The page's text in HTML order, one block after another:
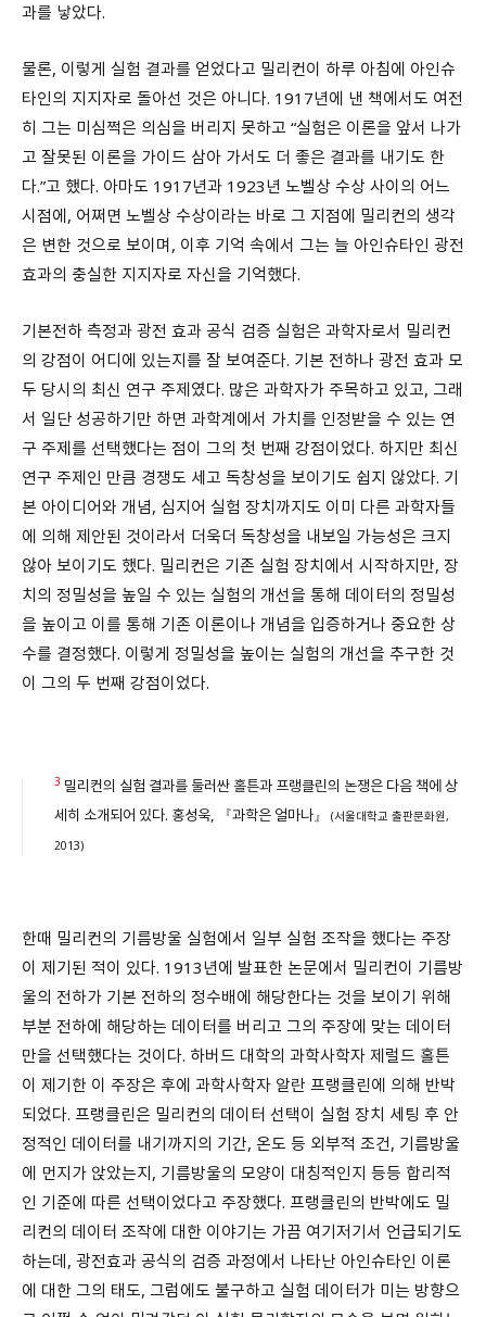
과를 낳았다.
물론, 이렇게 실험 결과를 얻었다고 밀리컨이 하루 아침에 아인슈
타인의 지지자로 돌아선 것은 아니다. 1917년에 낸 책에서도 여전
히 그는 미심쩍은 의심을 버리지 못하고 “실험은 이론을 앞서 나가
고 잘못된 이론을 가이드 삼아 가서도 더 좋은 결과를 내기도 한
다.”고 했다. 아마도 1917년과 1923년 노벨상 수상 사이의 어느
시점에, 어쩌면 노벨상 수상이라는 바로 그 지점에 밀리컨의 생각
은 변한 것으로 보이며, 이후 기억 속에서 그는 늘 아인슈타인 광전
효과의 충실한 지지자로 자신을 기억했다.
기본전하 측정과 광전 효과 공식 검증 실험은 과학자로서 밀리컨
의 강점이 어디에 있는지를 잘 보여준다. 기본 전하나 광전 효과 모
두 당시의 최신 연구 주제였다. 많은 과학자가 주목하고 있고, 그래
서 일단 성공하기만 하면 과학계에서 가치를 인정받을 수 있는 연
구 주제를 선택했다는 점이 그의 첫 번째 강점이었다. 하지만 최신
연구 주제인 만큼 경쟁도 세고 독창성을 보이기도 쉽지 않았다. 기
본 아이디어와 개념, 심지어 실험 장치까지도 이미 다른 과학자들
에 의해 제안된 것이라서 더욱더 독창성을 내보일 가능성은 크지
않아 보이기도 했다. 밀리컨은 기존 실험 장치에서 시작하지만, 장
치의 정밀성을 높일 수 있는 실험의 개선을 통해 데이터의 정밀성
을 높이고 이를 통해 기존 이론이나 개념을 입증하거나 중요한 상
수를 결정했다. 이렇게 정밀성을 높이는 실험의 개선을 추구한 것
이 그의 두 번째 강점이었다.
3 밀리컨의 실험 결과를 둘러싼 홀튼과 프랭클린의 논쟁은 다음 책에 상
세히 소개되어 있다. 홍성욱, 『과학은 얼마나』
(서울대학교 출판문화원,
2013)
한때 밀리컨의 기름방울 실험에서 일부 실험 조작을 했다는 주장
이 제기된 적이 있다. 1913년에 발표한 논문에서 밀리컨이 기름방
울의 전하가 기본 전하의 정수배에 해당한다는 것을 보이기 위해
부분 전하에 해당하는 데이터를 버리고 그의 주장에 맞는 데이터
만을 선택했다는 것이다. 하버드 대학의 과학사학자 제럴드 홀튼
이 제기한 이 주장은 후에 과학사학자 알란 프랭클린에 의해 반박
되었다. 프랭클린은 밀리컨의 데이터 선택이 실험 장치 세팅 후 안
정적인 데이터를 내기까지의 기간, 온도 등 외부적 조건, 기름방울
에 먼지가 앉았는지, 기름방울의 모양이 대칭적인지 등등 합리적
인 기준에 따른 선택이었다고 주장했다. 프랭클린의 반박에도 밀
리컨의 데이터 조작에 대한 이야기는 가끔 여기저기서 언급되기도
하는데, 광전효과 공식의 검증 과정에서 나타난 아인슈타인 이론
에 대한 그의 태도, 그럼에도 불구하고 실험 데이터가 미는 방향으